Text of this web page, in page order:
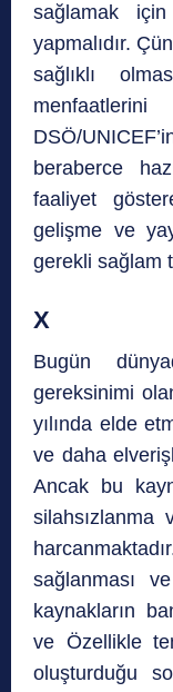
sağlamak
yapmalıdır.
sağlıklı
DSÖ/
beraberce
faaliyet
gelişme ve
gerekli sağlam
X
Bugün
gereksinimi
yılında elde
ve daha
Ancak bu
silahsızlanma
sağlanması
kaynakların
ve Özellikle
oluşturduğu